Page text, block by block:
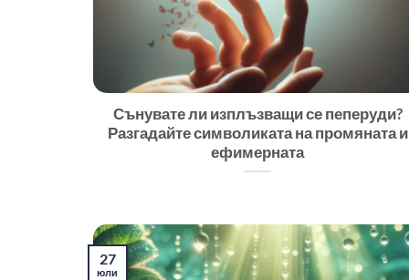
Сънувате ли изплъзващи се пеперуди?
Разгадайте символиката на промяната и
ефимерната
27
юли